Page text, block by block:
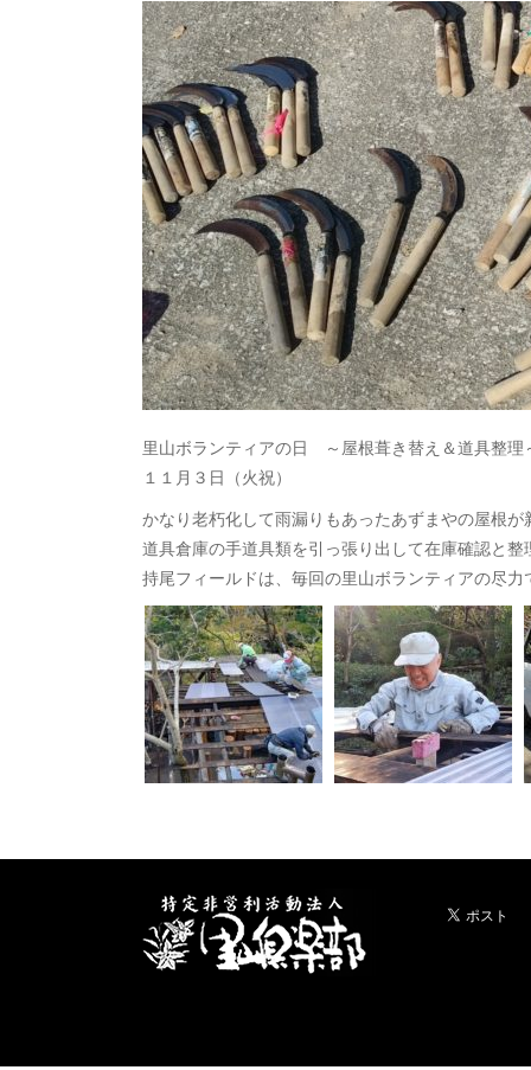
里山ボランティアの日 ～屋根葺き替え＆道具整理
１１月３日（火祝）
かなり老朽化して雨漏りもあったあずまやの屋根が
道具倉庫の手道具類を引っ張り出して在庫確認と整
持尾フィールドは、毎回の里山ボランティアの尽